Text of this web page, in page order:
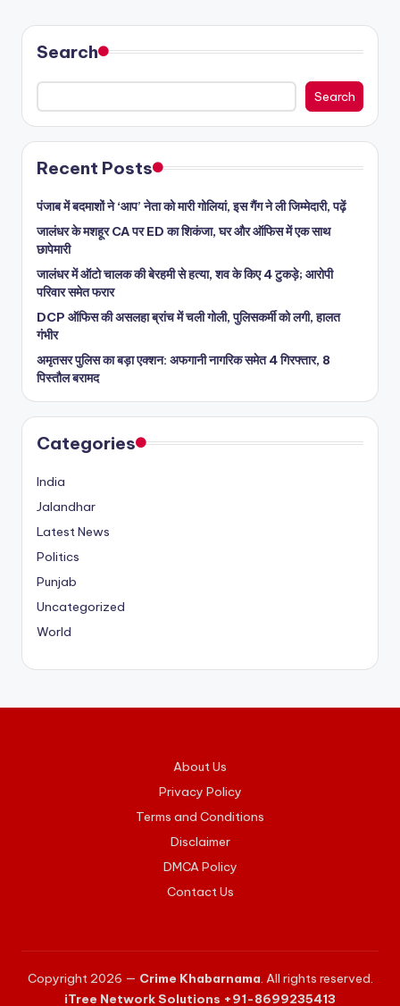
Search
Search
Recent Posts
पंजाब में बदमाशों ने ‘आप’ नेता को मारी गोलियां, इस गैंग ने ली जिम्मेदारी, पढ़ें
जालंधर के मशहूर CA पर ED का शिकंजा, घर और ऑफिस में एक साथ
छापेमारी
जालंधर में ऑटो चालक की बेरहमी से हत्या, शव के किए 4 टुकड़े; आरोपी
परिवार समेत फरार
DCP ऑफिस की असलहा ब्रांच में चली गोली, पुलिसकर्मी को लगी, हालत
गंभीर
अमृतसर पुलिस का बड़ा एक्शन: अफगानी नागरिक समेत 4 गिरफ्तार, 8
पिस्तौल बरामद
Categories
India
Jalandhar
Latest News
Politics
Punjab
Uncategorized
World
About Us
Privacy Policy
Terms and Conditions
Disclaimer
DMCA Policy
Contact Us
Copyright 2026 — Crime Khabarnama. All rights reserved.
iTree Network Solutions +91-8699235413